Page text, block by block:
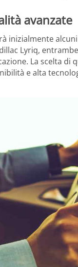
avanzate
inizialmente
Lyriq,
La scelta di
e alta